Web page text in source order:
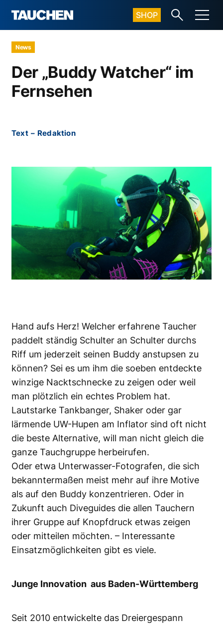
SHOP
News
Der „Buddy Watcher“ im
Fernsehen
Text – Redaktion
Hand aufs Herz! Welcher erfahrene Taucher
paddelt ständig Schulter an Schulter durchs
Riff um jederzeit seinen Buddy anstupsen zu
können? Sei es um ihm die soeben entdeckte
winzige Nacktschnecke zu zeigen oder weil
man plötzlich ein echtes Problem hat.
Lautstarke Tankbanger, Shaker oder gar
lärmende UW-Hupen am Inflator sind oft nicht
die beste Alternative, will man nicht gleich die
ganze Tauchgruppe herbeirufen.
Oder etwa Unterwasser-Fotografen, die sich
bekanntermaßen meist mehr auf ihre Motive
als auf den Buddy konzentrieren. Oder in
Zukunft auch Diveguides die allen Tauchern
ihrer Gruppe auf Knopfdruck etwas zeigen
oder mitteilen möchten. – Interessante
Einsatzmöglichkeiten gibt es viele.
Junge Innovation aus Baden-Württemberg
Seit 2010 entwickelte das Dreiergespann